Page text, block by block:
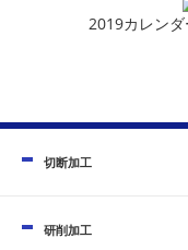
2019カレン
切断加工
研削加工